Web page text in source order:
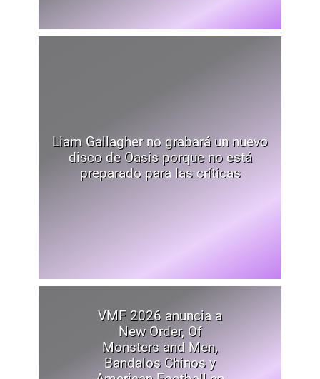
Liam Gallagher no grabará un nuevo
disco de Oasis porque no está
preparado para las críticas
VMF 2026 anuncia a
New Order, Of
Monsters and Men,
Bandalos Chinos y